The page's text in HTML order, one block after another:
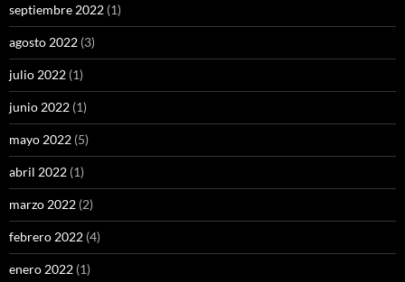
septiembre 2022 (1)
agosto 2022 (3)
julio 2022 (1)
junio 2022 (1)
mayo 2022 (5)
abril 2022 (1)
marzo 2022 (2)
febrero 2022 (4)
enero 2022 (1)